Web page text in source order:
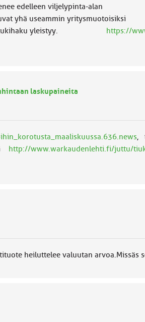
edelleen viljelypinta-alan
yhä useammin yritysmuotoisiksi
tukihaku yleistyy. https://
laskupaineita
,
http://www.warkaudenlehti.fi/juttu/
heiluttelee valuutan arvoa.Missäs